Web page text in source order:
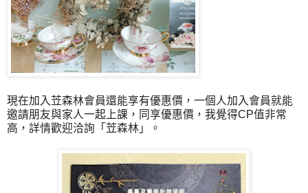
現在加入苙森林會員還能享有優惠價，一個人加入會員就能
邀請朋友與家人一起上課，同享優惠價，我覺得CP值非常
高，詳情歡迎洽詢 「 苙森林 」 。